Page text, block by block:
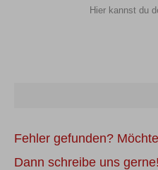
Hier kannst du
Fehler gefunden?
Dann schreibe uns gerne!